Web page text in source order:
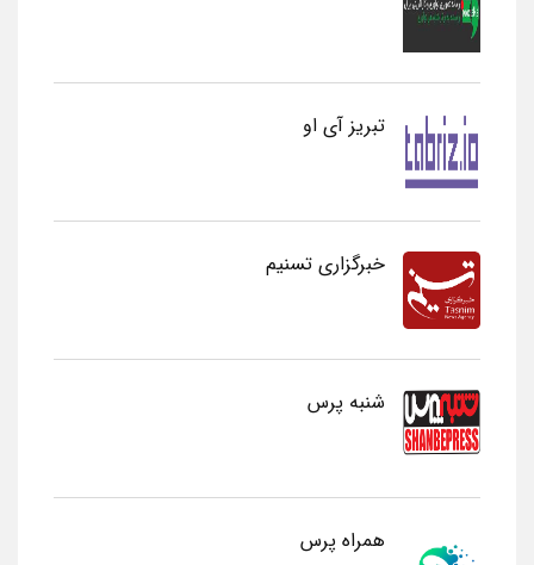
تبریز آی او
خبرگزاری تسنیم
شنبه پرس
همراه پرس